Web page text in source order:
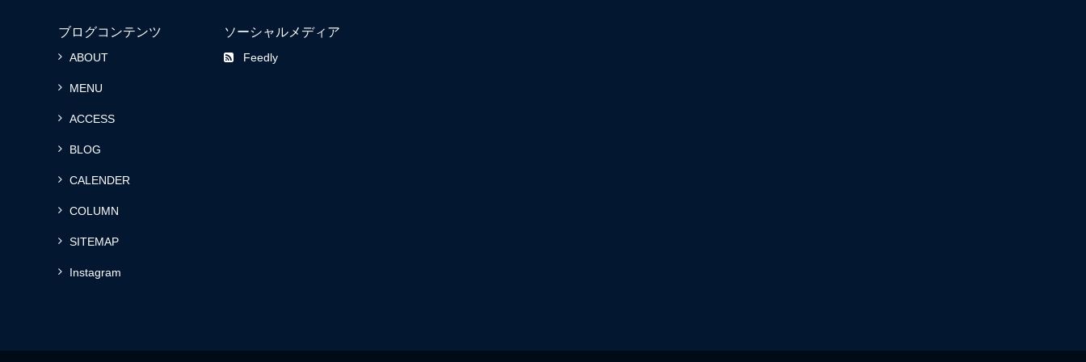
ブログコンテンツ
ABOUT
MENU
ACCESS
BLOG
CALENDER
COLUMN
SITEMAP
Instagram
ソーシャルメディア
Feedly